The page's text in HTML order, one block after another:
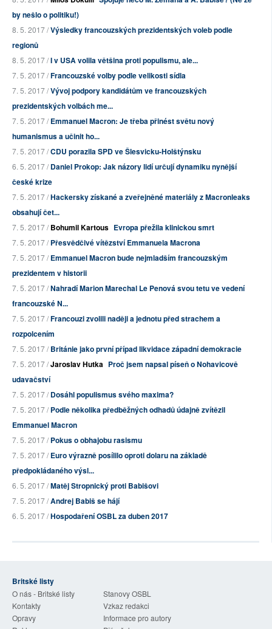
by nešlo o politiku!)
8. 5. 2017 /Výsledky francouzských prezidentských voleb podle
regionů
8. 5. 2017 /I v USA volila většina proti populismu, ale...
7. 5. 2017 /Francouzské volby podle velikosti sídla
7. 5. 2017 /Vývoj podpory kandidátům ve francouzských
prezidentských volbách me...
7. 5. 2017 /Emmanuel Macron: Je třeba přinést světu nový
humanismus a učinit ho...
7. 5. 2017 /CDU porazila SPD ve Šlesvicku-Holštýnsku
6. 5. 2017 /Daniel Prokop: Jak názory lidí určují dynamiku nynější
české krize
7. 5. 2017 /Hackersky získané a zveřejněné materiály z Macronleaks
obsahují čet...
7. 5. 2017 /Bohumil Kartous Evropa přežila klinickou smrt
7. 5. 2017 /Přesvědčivé vítězství Emmanuela Macrona
7. 5. 2017 /Emmanuel Macron bude nejmladším francouzským
prezidentem v historii
7. 5. 2017 /Nahradí Marion Marechal Le Penová svou tetu ve vedení
francouzské N...
7. 5. 2017 /Francouzi zvolili naději a jednotu před strachem a
rozpolcením
7. 5. 2017 /Británie jako první případ likvidace západní demokracie
7. 5. 2017 /Jaroslav Hutka Proč jsem napsal píseň o Nohavicově
udavačství
7. 5. 2017 /Dosáhl populismus svého maxima?
7. 5. 2017 /Podle několika předběžných odhadů údajně zvítězil
Emmanuel Macron
7. 5. 2017 /Pokus o obhajobu rasismu
7. 5. 2017 /Euro výrazně posílilo oproti dolaru na základě
předpokládaného výsl...
6. 5. 2017 /Matěj Stropnický proti Babišovi
7. 5. 2017 /Andrej Babiš se hájí
6. 5. 2017 /Hospodaření OSBL za duben 2017
Britské listy
O nás - Britské listy
Stanovy OSBL
Kontakty
Vzkaz redakci
Opravy
Informace pro autory